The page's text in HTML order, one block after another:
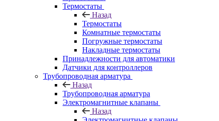
Термостаты
Назад
Термостаты
Комнатные термостаты
Погружные термостаты
Накладные термостаты
Принадлежности для автоматики
Датчики для контроллеров
Трубопроводная арматура
Назад
Трубопроводная арматура
Электромагнитные клапаны
Назад